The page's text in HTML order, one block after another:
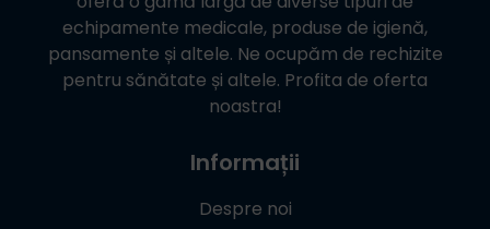
echipamente medicale, produse de igienă,
pansamente și altele. Ne ocupăm de rechizite
pentru sănătate și altele. Profita de oferta
noastra!
Informații
Despre noi